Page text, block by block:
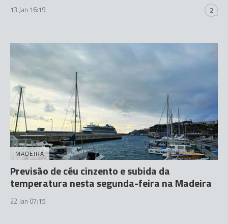
13 Jan 16:19 2
MADEIRA
Previsão de céu cinzento e subida da
temperatura nesta segunda-feira na Madeira
22 Jan 07:15